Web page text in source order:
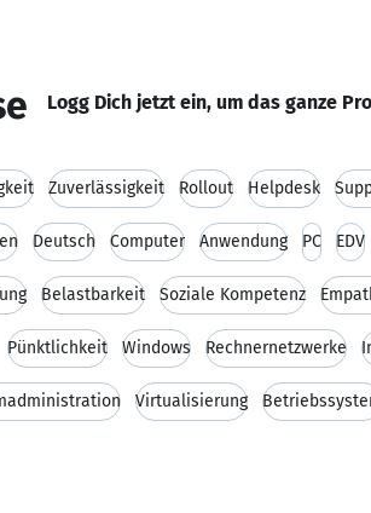
Logg Dich jetzt ein, um das ganze
Zuverlässigkeit Rollout Helpdesk
Deutsch Computer Anwendung PC EDV
Belastbarkeit Soziale Kompetenz
Pünktlichkeit Windows Rechnernetzwerke
Virtualisierung